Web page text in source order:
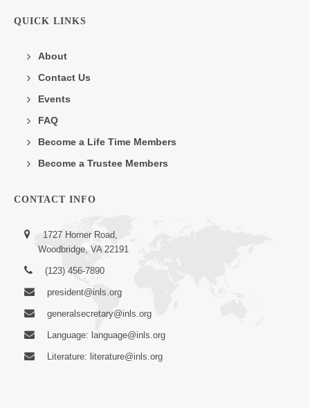
QUICK LINKS
About
Contact Us
Events
FAQ
Become a Life Time Members
Become a Trustee Members
CONTACT INFO
1727 Horner Road,
Woodbridge, VA 22191
(123) 456-7890
president@inls.org
generalsecretary@inls.org
Language: language@inls.org
Literature: literature@inls.org